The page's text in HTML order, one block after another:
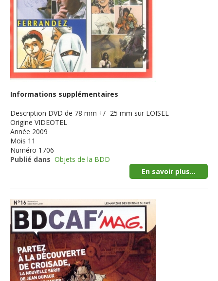
Informations supplémentaires
Description DVD de 78 mm +/- 25 mm sur LOISEL
Origine VIDEOTEL
Année 2009
Mois 11
Numéro 1706
Publié dans Objets de la BDD
En savoir plus...